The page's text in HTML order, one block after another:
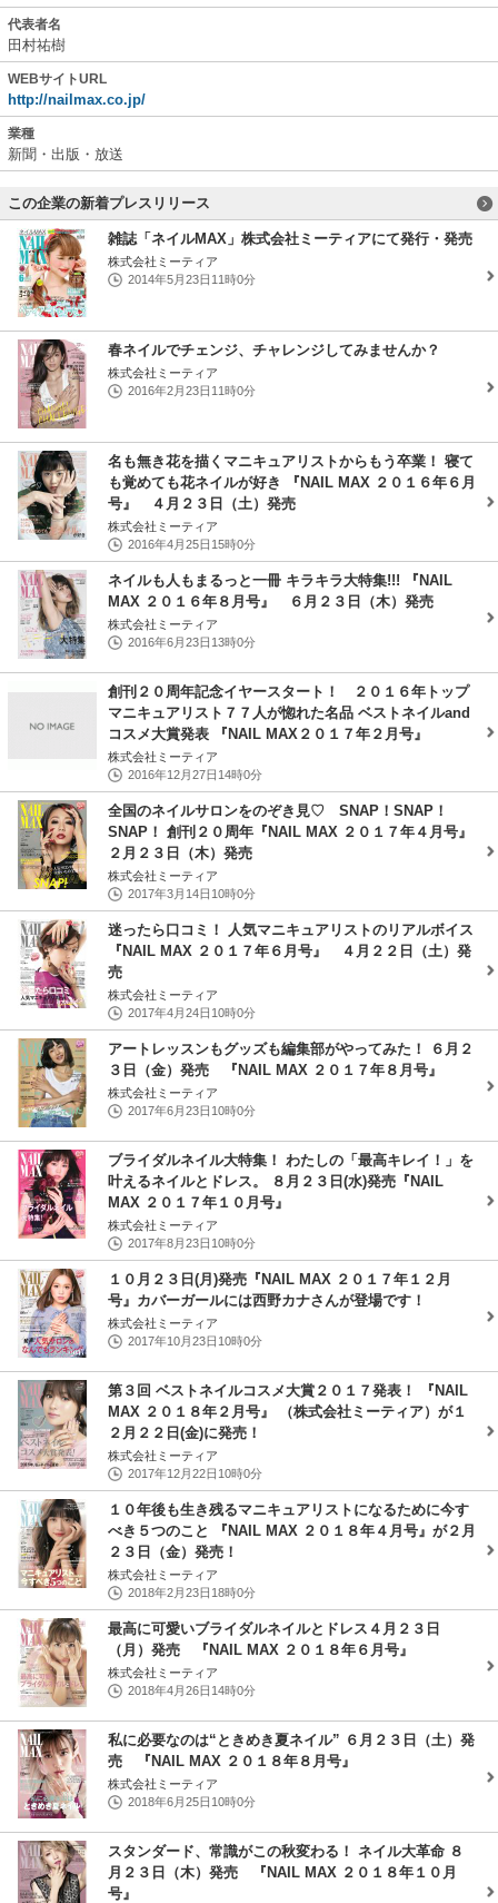
代表者名
田村祐樹
WEBサイトURL
http://nailmax.co.jp/
業種
新聞・出版・放送
この企業の新着プレスリリース
雑誌「ネイルMAX」株式会社ミーティアにて発行・発売
株式会社ミーティア
2014年5月23日11時0分
春ネイルでチェンジ、チャレンジしてみませんか？
株式会社ミーティア
2016年2月23日11時0分
名も無き花を描くマニキュアリストからもう卒業！ 寝て
も覚めても花ネイルが好き 『NAIL MAX ２０１６年６月
号』 ４月２３日（土）発売
株式会社ミーティア
2016年4月25日15時0分
ネイルも人もまるっと一冊 キラキラ大特集!!! 『NAIL
MAX ２０１６年８月号』 ６月２３日（木）発売
株式会社ミーティア
2016年6月23日13時0分
創刊２０周年記念イヤースタート！ ２０１６年トップ
マニキュアリスト７７人が惚れた名品 ベストネイルand
コスメ大賞発表 『NAIL MAX２０１７年２月号』
株式会社ミーティア
2016年12月27日14時0分
全国のネイルサロンをのぞき見♡ SNAP！SNAP！
SNAP！ 創刊２０周年『NAIL MAX ２０１７年４月号』
２月２３日（木）発売
株式会社ミーティア
2017年3月14日10時0分
迷ったら口コミ！ 人気マニキュアリストのリアルボイス
『NAIL MAX ２０１７年６月号』 ４月２２日（土）発
売
株式会社ミーティア
2017年4月24日10時0分
アートレッスンもグッズも編集部がやってみた！ ６月２
３日（金）発売 『NAIL MAX ２０１７年８月号』
株式会社ミーティア
2017年6月23日10時0分
ブライダルネイル大特集！ わたしの「最高キレイ！」を
叶えるネイルとドレス。 ８月２３日(水)発売『NAIL
MAX ２０１７年１０月号』
株式会社ミーティア
2017年8月23日10時0分
１０月２３日(月)発売『NAIL MAX ２０１７年１２月
号』カバーガールには西野カナさんが登場です！
株式会社ミーティア
2017年10月23日10時0分
第３回 ベストネイルコスメ大賞２０１７発表！ 『NAIL
MAX ２０１８年２月号』 （株式会社ミーティア）が１
２月２２日(金)に発売！
株式会社ミーティア
2017年12月22日10時0分
１０年後も生き残るマニキュアリストになるために今す
べき５つのこと 『NAIL MAX ２０１８年４月号』が２月
２３日（金）発売！
株式会社ミーティア
2018年2月23日18時0分
最高に可愛いブライダルネイルとドレス４月２３日
（月）発売 『NAIL MAX ２０１８年６月号』
株式会社ミーティア
2018年4月26日14時0分
私に必要なのは“ときめき夏ネイル” ６月２３日（土）発
売 『NAIL MAX ２０１８年８月号』
株式会社ミーティア
2018年6月25日10時0分
スタンダード、常識がこの秋変わる！ ネイル大革命 ８
月２３日（木）発売 『NAIL MAX ２０１８年１０月
号』